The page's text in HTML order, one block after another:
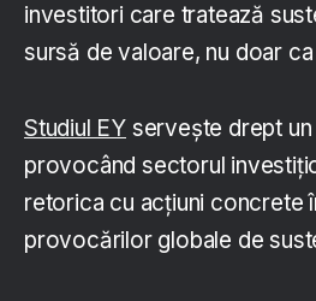
investitori care tratează
sursă de valoare, nu doar ca
Studiul EY serveşte drept un
provocând sectorul
retorica cu acţiuni concrete
provocărilor globale de